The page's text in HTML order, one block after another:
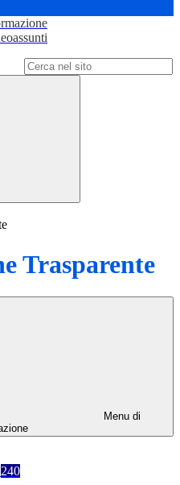
Trasparente
Menu di
240